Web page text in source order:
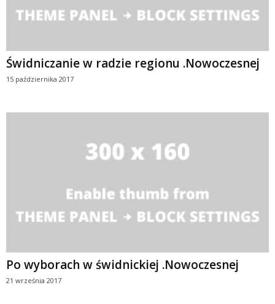
Świdniczanie w radzie regionu .Nowoczesnej
15 października 2017
Po wyborach w świdnickiej .Nowoczesnej
21 września 2017